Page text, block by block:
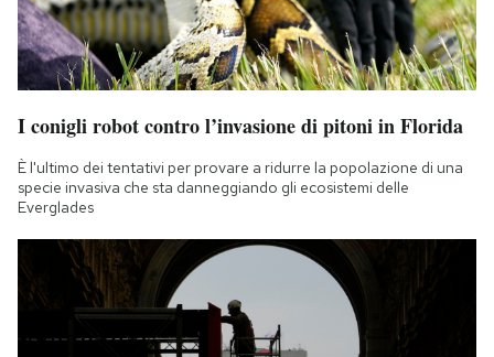
I conigli robot contro l’invasione di pitoni in Florida
È l'ultimo dei tentativi per provare a ridurre la popolazione di una
specie invasiva che sta danneggiando gli ecosistemi delle
Everglades